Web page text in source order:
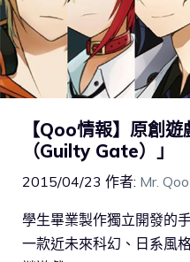
【Qoo情報】原創
（Guilty Gate）」
2015/04/23 作者: Mr. Qoo
學生畢業製作獨立開發的
一款近未來科幻、日系風